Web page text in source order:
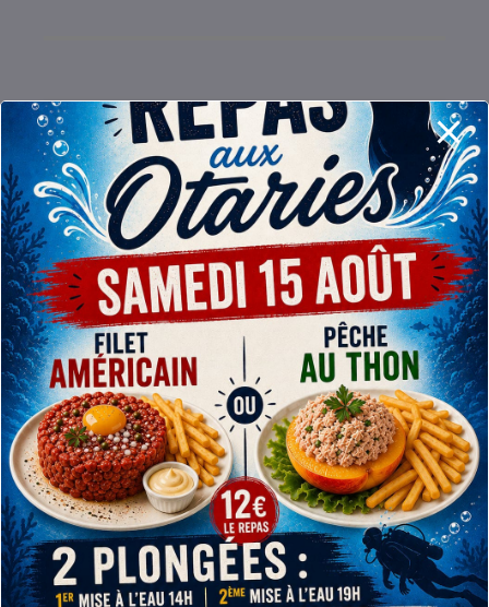
RETROUVEZ-NOUS
A l’entrainement (infos et baptême piscine)
Rue de Gand, 1 – 7800 Ath
De Septembre à Juin : les mardis de 20h00 à 21h00
sauf pendant les semaines de congés scolaires (*)
A la carrière (infos et plongées)
Chaussée de Mons, 419 – 7810 Maffle (Ath)
Toute l’année : les 1er, 3e et 5e dimanche du mois
de 13h00 à 18h00 (*)
Juillet-Août : le vendredi soir de 18h00 à 00h00 (*)
Pour les externes : plongées uniquement sur
réservation !cliquez ici
(*) sauf exception : vérifiez toujours notre calendrier !